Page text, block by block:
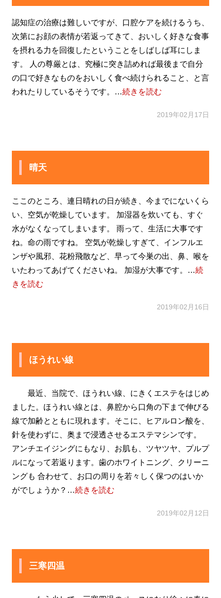
認知症の治療は難しいですが、口腔ケアを続けるうち、
次第にお顔の表情が若返ってきて、おいしく好きな食事
を摂れる力を回復したということをしばしば耳にしま
す。 人の尊厳とは、究極に突き詰めれば最後まで自分
の口で好きなものをおいしく食べ続けられること、と言
われたりしているそうです。…続きを読む
2019年02月17日
晴天
ここのところ、連日晴れの日が続き、今までにないくら
い、空気が乾燥しています。 加湿器を炊いても、すぐ
水がなくなってしまいます。 雨って、生活に大事です
ね。命の雨ですね。 空気が乾燥しすぎて、インフルエ
ンザや風邪、花粉飛散など、早って今巣の出、鼻、喉を
いたわってあげてくださいね。 加湿が大事です。…続
きを読む
2019年02月16日
ほうれい線
最近、当院で、ほうれい線、にきくエステをはじめ
ました。ほうれい線とは、鼻腔から口角の下まで伸びる
線で加齢とともに現れます。そこに、ヒアルロン酸を、
針を使わずに、奥まで浸透させるエステマシンです。
アンチエイジングにもなり、お肌も、ツヤツヤ、プルプ
ルになって若返ります。歯のホワイトニング、クリーニ
ングも 合わせて、お口の周りを若々しく保つのはいか
がでしょうか？…続きを読む
2019年02月12日
三寒四温